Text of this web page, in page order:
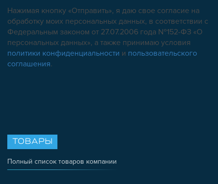
Нажимая кнопку «Отправить», я даю свое согласие на
обработку моих персональных данных, в соответствии с
Федеральным законом от 27.07.2006 года №152-ФЗ «О
персональных данных», а также принимаю условия
политики конфиденциальности и пользовательского
соглашения.
ТОВАРЫ
Полный список товаров компании